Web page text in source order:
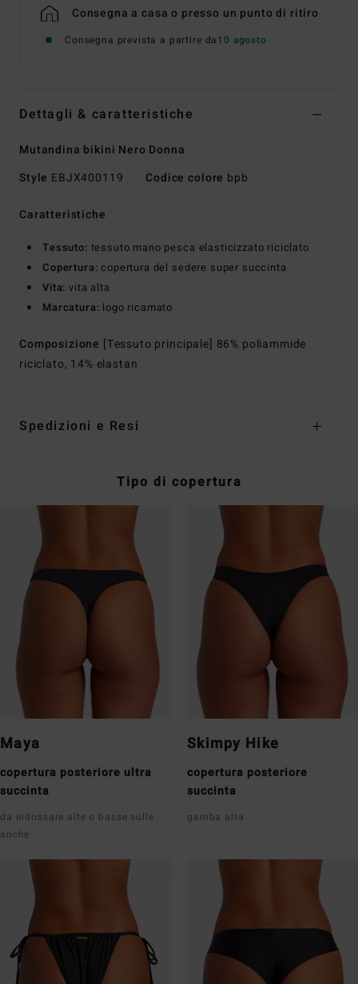
Consegna a casa o presso un punto di ritiro
Consegna prevista a partire da10 agosto
Dettagli & caratteristiche
Mutandina bikini Nero Donna
Style EBJX400119 Codice colore bpb
Caratteristiche
Tessuto: tessuto mano pesca elasticizzato riciclato
Copertura: copertura del sedere super succinta
Vita: vita alta
Marcatura: logo ricamato
Composizione [Tessuto principale] 86% poliammide
riciclato, 14% elastan
Spedizioni e Resi
Tipo di copertura
Maya
copertura posteriore ultra
succinta
da indossare alte o basse sulle
anche
Skimpy Hike
copertura posteriore
succinta
gamba alta